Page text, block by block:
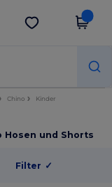
App holen
Chino Kinder
Hosen und Shorts
Filter ✓